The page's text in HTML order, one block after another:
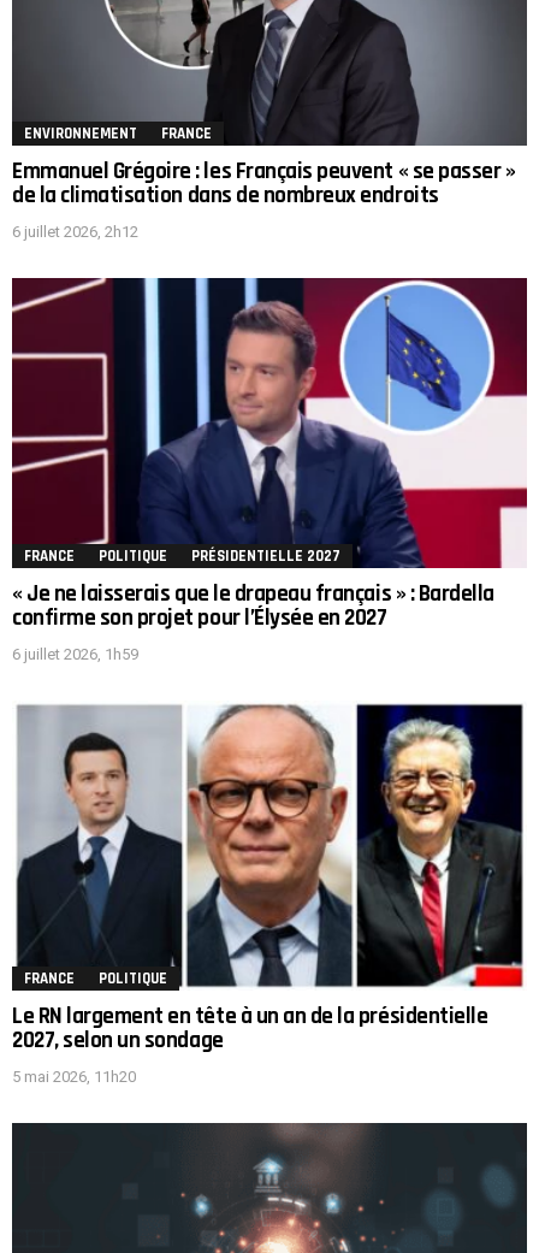
ENVIRONNEMENT FRANCE
Emmanuel Grégoire : les Français peuvent « se passer »
de la climatisation dans de nombreux endroits
6 juillet 2026, 2h12
FRANCE POLITIQUE PRÉSIDENTIELLE 2027
« Je ne laisserais que le drapeau français » : Bardella
confirme son projet pour l’Élysée en 2027
6 juillet 2026, 1h59
FRANCE POLITIQUE
Le RN largement en tête à un an de la présidentielle
2027, selon un sondage
5 mai 2026, 11h20